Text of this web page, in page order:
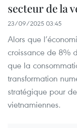
secteur de la
23/09/2025 03:45
Alors que
croissance de 8%
que la
transformation
stratégique pour
vietnamiennes.